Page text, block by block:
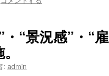
・“景況感”・“
: admin